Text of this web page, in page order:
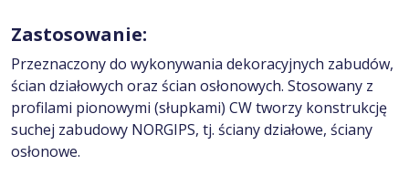
Zastosowanie:
Przeznaczony do wykonywania dekoracyjnych zabudów,
ścian działowych oraz ścian osłonowych. Stosowany z
profilami pionowymi (słupkami) CW tworzy konstrukcję
suchej zabudowy NORGIPS, tj. ściany działowe, ściany
osłonowe.